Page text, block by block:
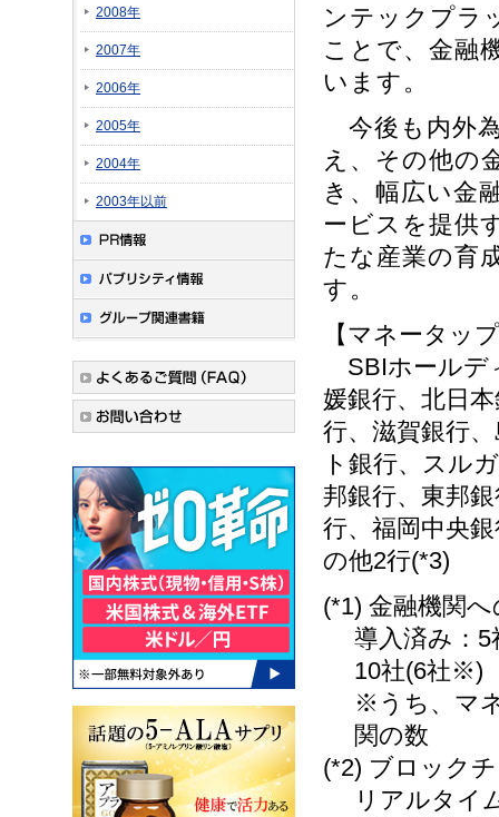
ンテックプラ
ことで、金融
います。
今後も内外
え、その他の
き、幅広い金
ービスを提供
たな産業の育
す。
【マネータッ
SBIホールデ
媛銀行、北日
行、滋賀銀行
ト銀行、スル
邦銀行、東邦
行、福岡中央
の他2行(*3)
(*1) 金融機関
導入済み：
10社(6社※)
※うち、マ
関の数
(*2) ブロック
リアルタイ
2008年
2007年
2006年
2005年
2004年
2003年以前